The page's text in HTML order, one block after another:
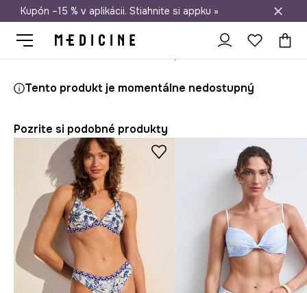
Doprava zadarmo od 50 €
Kupón –15 % v aplikácii. Stiahnite si appku »
Tento produkt je momentálne nedostupný
Pozrite si podobné produkty